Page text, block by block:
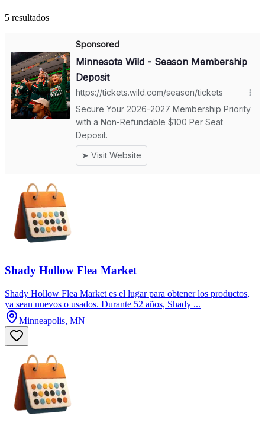
5 resultados
Shady Hollow Flea Market
Shady Hollow Flea Market es el lugar para obtener los productos,
ya sean nuevos o usados. Durante 52 años, Shady ...
Minneapolis, MN